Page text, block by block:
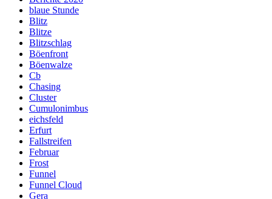
blaue Stunde
Blitz
Blitze
Blitzschlag
Böenfront
Böenwalze
Cb
Chasing
Cluster
Cumulonimbus
eichsfeld
Erfurt
Fallstreifen
Februar
Frost
Funnel
Funnel Cloud
Gera